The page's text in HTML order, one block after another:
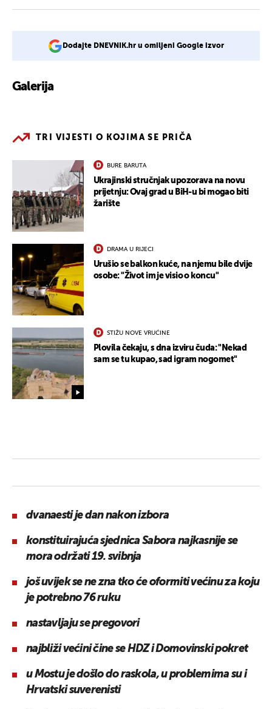
Dodajte DNEVNIK.hr u omiljeni Google izvor
Galerija
TRI VIJESTI O KOJIMA SE PRIČA
BURE BARUTA
Ukrajinski stručnjak upozorava na novu
prijetnju: Ovaj grad u BiH-u bi mogao biti
žarište
DRAMA U RIJECI
Urušio se balkon kuće, na njemu bile dvije
osobe: "Život im je visio o koncu"
STIŽU NOVE VRUĆINE
Plovila čekaju, s dna izviru čuda: "Nekad
sam se tu kupao, sad igram nogomet"
dvanaesti je dan nakon izbora
konstituirajuća sjednica Sabora najkasnije se
mora održati 19. svibnja
još uvijek se ne zna tko će oformiti većinu za koju
je potrebno 76 ruku
nastavljaju se pregovori
najbliži većini čine se HDZ i Domovinski pokret
u Mostu je došlo do raskola, u problemima su i
Hrvatski suverenisti